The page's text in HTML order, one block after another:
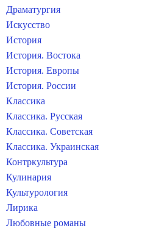
Драматургия
Искусство
История
История. Востока
История. Европы
История. России
Классика
Классика. Русская
Классика. Советская
Классика. Украинская
Контркультура
Кулинария
Культурология
Лирика
Любовные романы